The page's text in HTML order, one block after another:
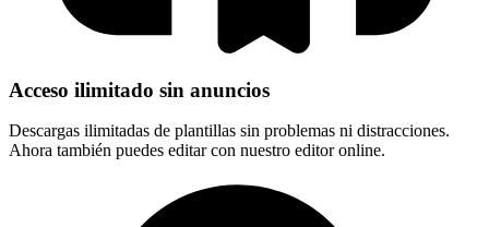
Acceso ilimitado sin anuncios
Descargas ilimitadas de plantillas sin problemas ni distracciones.
Ahora también puedes editar con nuestro editor online.